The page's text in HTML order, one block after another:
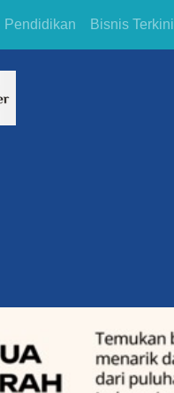
Pendidikan Bisnis Terkini